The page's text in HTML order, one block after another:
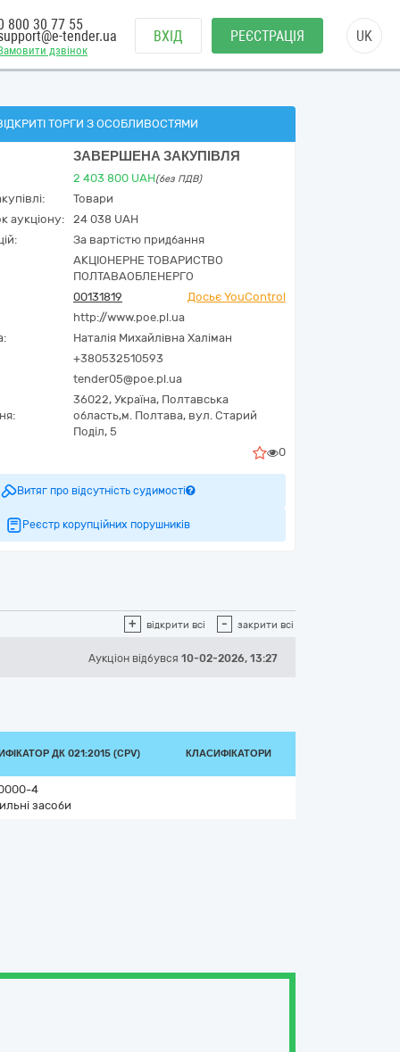
дзвінок
800 30 77 55
tender.ua ВХІД РЕЄСТРАЦІЯ UK
ТОРГИ З ОСОБЛИВОСТЯМИ
ЗАВЕРШЕНА ЗАКУПІВЛЯ
2 403 800 UAH(без ПДВ)
Товари
аукціону:
24 038 UAH
За вартістю придбання
АКЦІОНЕРНЕ ТОВАРИСТВО
ПОЛТАВАОБЛЕНЕРГО
00131819
Досьє YouControl
http://www.poe.pl.ua
Наталія Михайлівна Халіман
+380532510593
tender05@poe.pl.ua
36022, Україна, Полтавська
область,м. Полтава, вул. Старий
Поділ, 5
0
Витяг про відсутність судимості
Реєстр корупційних порушників
+ відкрити всі - закрити всі
Аукціон відбувся 10-02-2026, 13:27
ДК 021:2015 (CPV) КЛАСИФІКАТОРИ
4
засоби